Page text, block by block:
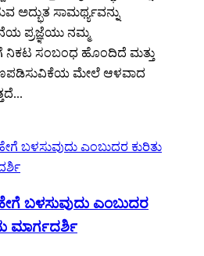
ಅದ್ಭುತ ಸಾಮರ್ಥ್ಯವನ್ನು
ಪ್ರಜ್ಞೆಯು ನಮ್ಮ
ನಿಕಟ ಸಂಬಂಧ ಹೊಂದಿದೆ ಮತ್ತು
ಮೇಲೆ ಆಳವಾದ
ಬಳಸುವುದು ಎಂಬುದರ
ಮಾರ್ಗದರ್ಶಿ